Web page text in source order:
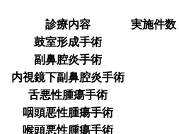
診療内容
実施件数
鼓室形成手術
副鼻腔炎手術
内視鏡下副鼻腔炎手術
舌悪性腫瘍手術
咽頭悪性腫瘍手術
喉頭悪性腫瘍手術